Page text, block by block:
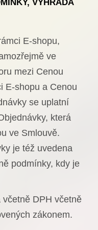
VÝHRADA
E-shopu,
ve
mezi Cenou
E-shopu a Cenou
se uplatní
která
ve Smlouvě.
je též uvedena
podmínky, kdy je
DPH včetně
zákonem.